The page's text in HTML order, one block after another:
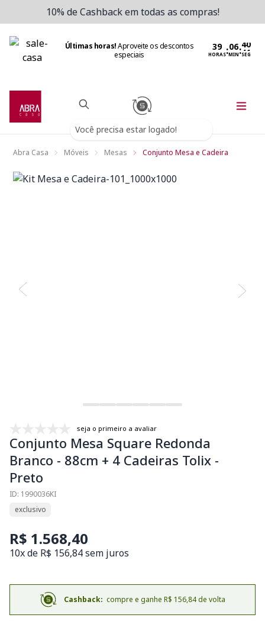
10% de Cashback em todas as compras!
Últimas horas!Aproveite os descontos
especiais
HORAS:MIN:SEG
Você precisa estar logado!
Abra Casa Móveis Mesas Conjunto Mesa e Cadeira
seja o primeiro a avaliar
Conjunto Mesa Square Redonda
Branco - 88cm + 4 Cadeiras Tolix -
Preto
ID: 1990036KI
exclusivo
R$ 1.568,40
10x de R$ 156,84 sem juros
Cashback: compre e ganhe R$ 156,84 de volta